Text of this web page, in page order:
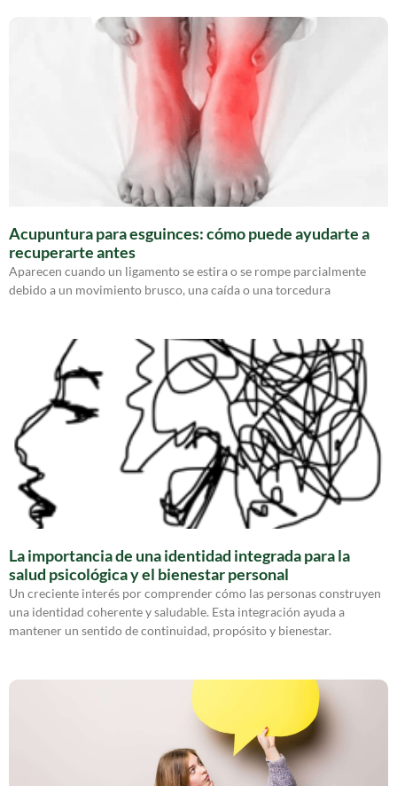
Acupuntura para esguinces: cómo puede ayudarte a
recuperarte antes
Aparecen cuando un ligamento se estira o se rompe parcialmente
debido a un movimiento brusco, una caída o una torcedura
La importancia de una identidad integrada para la
salud psicológica y el bienestar personal
Un creciente interés por comprender cómo las personas construyen
una identidad coherente y saludable. Esta integración ayuda a
mantener un sentido de continuidad, propósito y bienestar.